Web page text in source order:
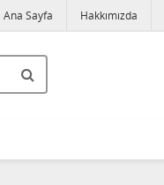
Ana Sayfa Hakkımızda